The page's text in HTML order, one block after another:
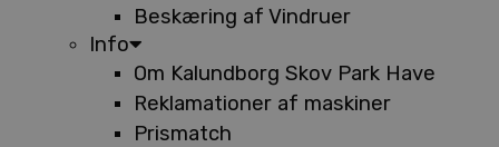
Beskæring af Vindruer
Info
Om Kalundborg Skov Park Have
Reklamationer af maskiner
Prismatch